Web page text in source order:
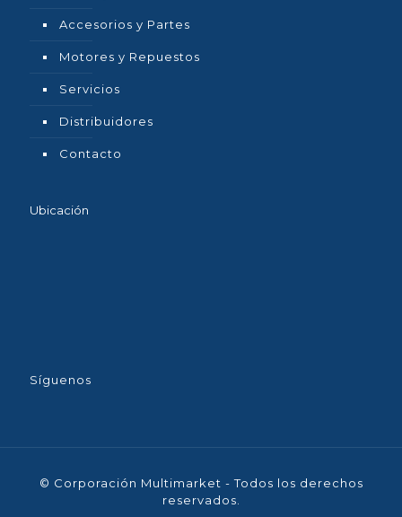
Accesorios y Partes
Motores y Repuestos
Servicios
Distribuidores
Contacto
Ubicación
Síguenos
© Corporación Multimarket - Todos los derechos
reservados.